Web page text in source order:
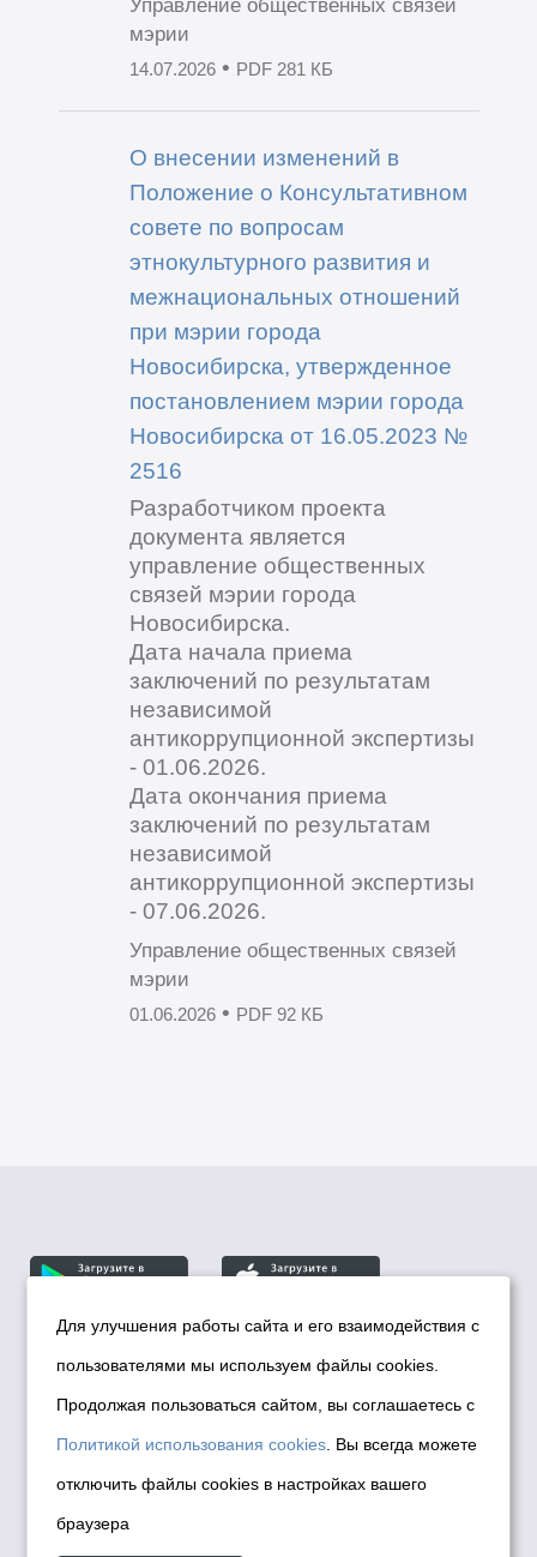
Управление общественных связей
мэрии
14.07.2026• PDF 281 КБ
О внесении изменений в
Положение о Консультативном
совете по вопросам
этнокультурного развития и
межнациональных отношений
при мэрии города
Новосибирска, утвержденное
постановлением мэрии города
Новосибирска от 16.05.2023 №
2516
Разработчиком проекта
документа является
управление общественных
связей мэрии города
Новосибирска.
Дата начала приема
заключений по результатам
независимой
антикоррупционной экспертизы
- 01.06.2026.
Дата окончания приема
заключений по результатам
независимой
антикоррупционной экспертизы
- 07.06.2026.
Управление общественных связей
мэрии
01.06.2026• PDF 92 КБ
© Департамент информационной политики мэрии
города Новосибирска, 2026
Политика использования Cookies
Политика по обработке персональных
данных в информационных системах
мэрии города Новосибирска
Для улучшения работы сайта и его взаимодействия с
пользователями мы используем файлы cookies.
Продолжая пользоваться сайтом, вы соглашаетесь с
Политикой использования cookies . Вы всегда можете
отключить файлы cookies в настройках вашего
браузера